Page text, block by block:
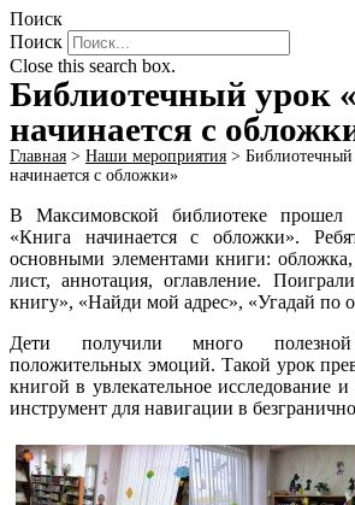
Поиск
Поиск
Close this search box.
Библиотечный урок
начинается с
Главная > Наши мероприятия >
начинается с обложки»
В Максимовской библиотеке прошел
«Книга начинается с обложки».
основными элементами книги:
лист, аннотация, оглавление.
книгу», «Найди мой адрес», «Угадай по
Дети получили много
положительных эмоций. Такой урок
книгой в увлекательное исследование
инструмент для навигации в